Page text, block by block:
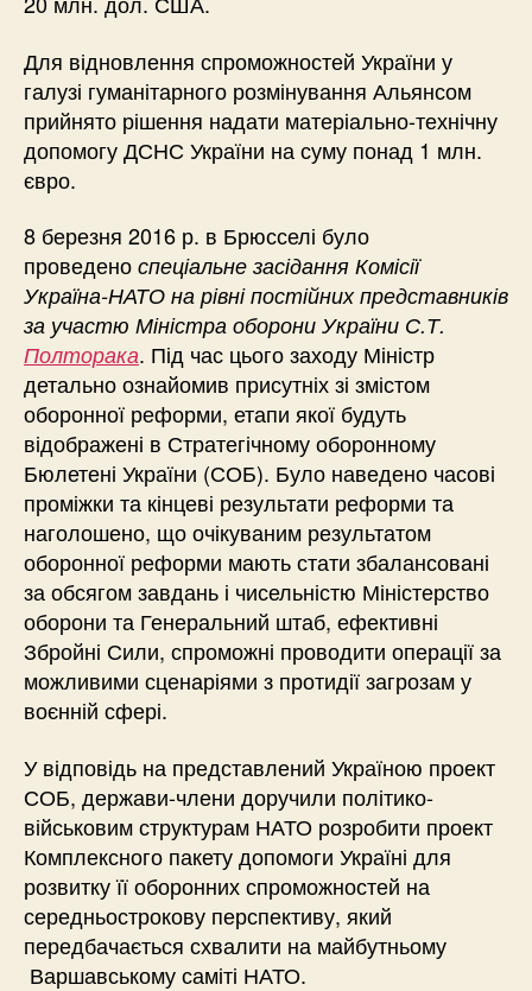
Для відновлення спроможностей України у
галузі гуманітарного розмінування Альянсом
прийнято рішення надати матеріально-технічну
допомогу ДСНС України на суму понад 1 млн.
євро.
8 березня 2016 р. в Брюсселі було
проведено спеціальне засідання Комісії
Україна-НАТО на рівні постійних представників
за участю Міністра оборони України С.Т.
Полторака. Під час цього заходу Міністр
детально ознайомив присутніх зі змістом
оборонної реформи, етапи якої будуть
відображені в Стратегічному оборонному
Бюлетені України (СОБ). Було наведено часові
проміжки та кінцеві результати реформи та
наголошено, що очікуваним результатом
оборонної реформи мають стати збалансовані
за обсягом завдань і чисельністю Міністерство
оборони та Генеральний штаб, ефективні
Збройні Сили, спроможні проводити операції за
можливими сценаріями з протидії загрозам у
воєнній сфері.
У відповідь на представлений Україною проект
СОБ, держави-члени доручили політико-
військовим структурам НАТО розробити проект
Комплексного пакету допомоги Україні для
розвитку її оборонних спроможностей на
середньострокову перспективу, який
передбачається схвалити на майбутньому
Варшавському саміті НАТО.